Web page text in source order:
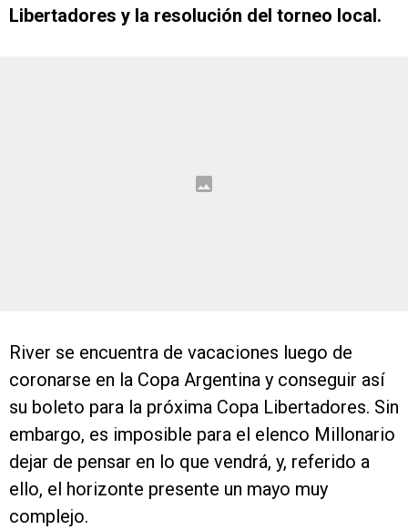
Libertadores y la resolución del torneo local.
River se encuentra de vacaciones luego de
coronarse en la Copa Argentina y conseguir así
su boleto para la próxima Copa Libertadores. Sin
embargo, es imposible para el elenco Millonario
dejar de pensar en lo que vendrá, y, referido a
ello, el horizonte presente un mayo muy
complejo.